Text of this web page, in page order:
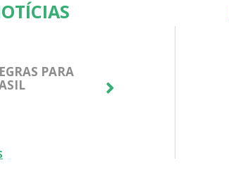
PARA